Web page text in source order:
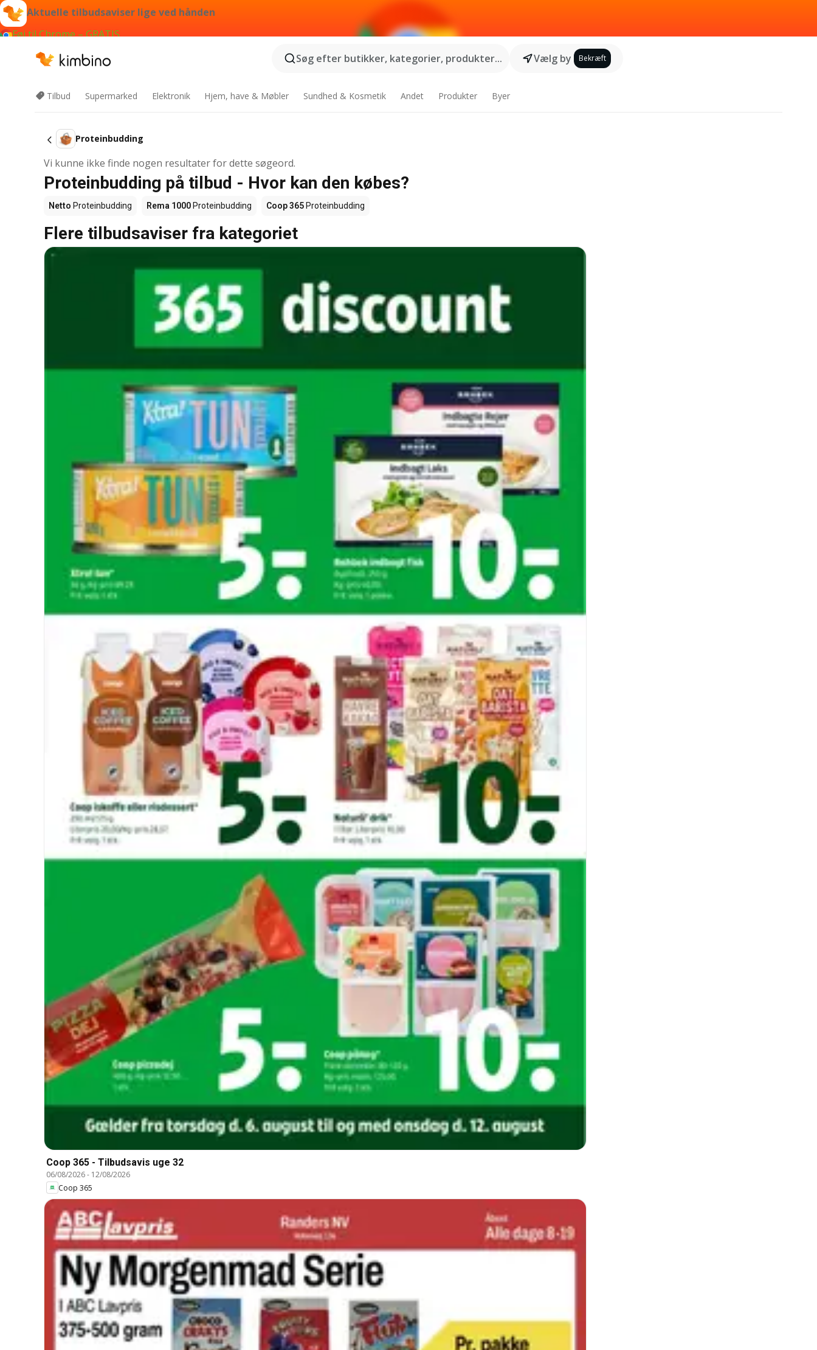
Aktuelle tilbudsaviser lige ved hånden
Føj til Chrome – GRATIS
Søg efter butikker, kategorier, produkter...
Vælg by Bekræft
Tilbud Supermarked Elektronik Hjem, have & Møbler Sundhed & Kosmetik Andet Produkter Byer
Proteinbudding
Vi kunne ikke finde nogen resultater for dette søgeord.
Proteinbudding på tilbud - Hvor kan den købes?
Netto Proteinbudding Rema 1000 Proteinbudding Coop 365 Proteinbudding
Flere tilbudsaviser fra kategoriet
Coop 365 - Tilbudsavis uge 32
06/08/2026- 12/08/2026
Coop 365